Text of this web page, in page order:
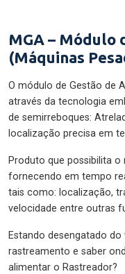
MGA – Módulo
(Máquinas
O módulo de Gestão de
através da tecnologia
de semirreboques:
localização precisa em
Produto que possibilita
fornecendo em tempo
tais como: localização,
velocidade entre outras
Estando desengatado
rastreamento e saber
alimentar o Rastreador?